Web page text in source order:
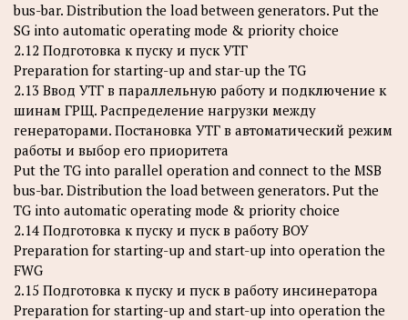
bus-bar. Distribution the load between generators. Put the
SG into automatic operating mode & priority choice
2.12 Подготовка к пуску и пуск УТГ
Preparation for starting-up and star-up the TG
2.13 Ввод УТГ в параллельную работу и подключение к
шинам ГРЩ. Распределение нагрузки между
генераторами. Постановка УТГ в автоматический режим
работы и выбор его приоритета
Put the TG into parallel operation and connect to the MSB
bus-bar. Distribution the load between generators. Put the
TG into automatic operating mode & priority choice
2.14 Подготовка к пуску и пуск в работу ВОУ
Preparation for starting-up and start-up into operation the
FWG
2.15 Подготовка к пуску и пуск в работу инсинератора
Preparation for starting-up and start-up into operation the